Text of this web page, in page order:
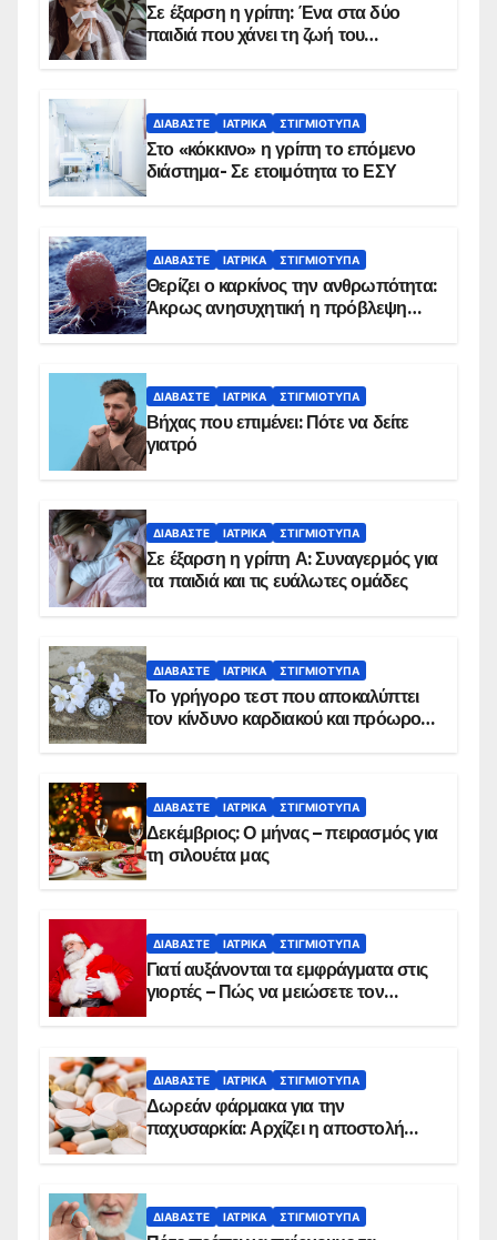
Σε έξαρση η γρίπη: Ένα στα δύο
παιδιά που χάνει τη ζωή του
ΔΙΑΒΆΣΤΕ ΙΑΤΡΙΚΆ ΣΤΙΓΜΙΌΤΥΠΑ
Στο «κόκκινο» η γρίπη το επόμενο
διάστημα- Σε ετοιμότητα το ΕΣΥ
ΔΙΑΒΆΣΤΕ ΙΑΤΡΙΚΆ ΣΤΙΓΜΙΌΤΥΠΑ
Θερίζει ο καρκίνος την ανθρωπότητα:
Άκρως ανησυχητική η πρόβλεψη…
ΔΙΑΒΆΣΤΕ ΙΑΤΡΙΚΆ ΣΤΙΓΜΙΌΤΥΠΑ
Βήχας που επιμένει: Πότε να δείτε
γιατρό
ΔΙΑΒΆΣΤΕ ΙΑΤΡΙΚΆ ΣΤΙΓΜΙΌΤΥΠΑ
Σε έξαρση η γρίπη Α: Συναγερμός για
τα παιδιά και τις ευάλωτες ομάδες
ΔΙΑΒΆΣΤΕ ΙΑΤΡΙΚΆ ΣΤΙΓΜΙΌΤΥΠΑ
Το γρήγορο τεστ που αποκαλύπτει
τον κίνδυνο καρδιακού και πρόωρου
ΔΙΑΒΆΣΤΕ ΙΑΤΡΙΚΆ ΣΤΙΓΜΙΌΤΥΠΑ
Δεκέμβριος: Ο μήνας – πειρασμός για
τη σιλουέτα μας
ΔΙΑΒΆΣΤΕ ΙΑΤΡΙΚΆ ΣΤΙΓΜΙΌΤΥΠΑ
Γιατί αυξάνονται τα εμφράγματα στις
γιορτές – Πώς να μειώσετε τον
ΔΙΑΒΆΣΤΕ ΙΑΤΡΙΚΆ ΣΤΙΓΜΙΌΤΥΠΑ
Δωρεάν φάρμακα για την
παχυσαρκία: Αρχίζει η αποστολή
ΔΙΑΒΆΣΤΕ ΙΑΤΡΙΚΆ ΣΤΙΓΜΙΌΤΥΠΑ